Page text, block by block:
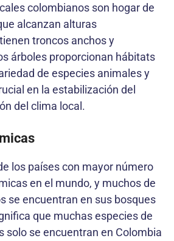
colombianos son hogar de
alcanzan alturas
troncos anchos y
árboles proporcionan hábitats
de especies animales y
en la estabilización del
del clima local.
los países con mayor número
en el mundo, y muchos de
se encuentran en sus bosques
que muchas especies de
solo se encuentran en Colombia